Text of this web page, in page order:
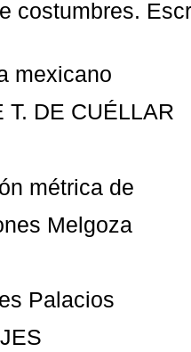
costumbres.
mexicano
T. DE CUÉLLAR
métrica de
Melgoza
Palacios